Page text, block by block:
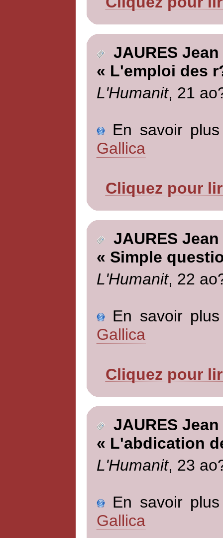
JAURES Jean
« L'emploi des
L'Humanit, 21
En savoir
Gallica
Cliquez pour
JAURES Jean
« Simple
L'Humanit, 22
En savoir
Gallica
Cliquez pour
JAURES Jean
« L'abdication
L'Humanit, 23
En savoir
Gallica